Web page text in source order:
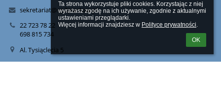
Ta strona wykorzystuje pliki cookies. Korzystając z niej
wyrażasz zgodę na ich używanie, zgodnie z aktualnymi
ustawieniami przeglądarki.
Więcej informacji znajdziesz w Polityce prywatności.
OK
sekretariat@sp3piastow.pl
22 723 78 22
698 815 734
Al. Tysiąclecia 5